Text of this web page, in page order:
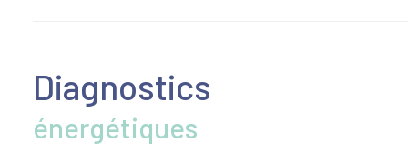
salle d'eau
Dégagement
salle d'eau
cuisine
Diagnostics
énergétiques